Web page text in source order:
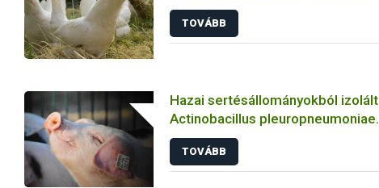
játszó bakteriális kórokozók
tanulmányozása
TOVÁBB
Hazai sertésállományokból izolált
Actinobacillus pleuropneumoniae
törzsek jellemzése
TOVÁBB